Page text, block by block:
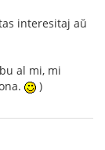
interesitaj aŭ
al mi, mi
)